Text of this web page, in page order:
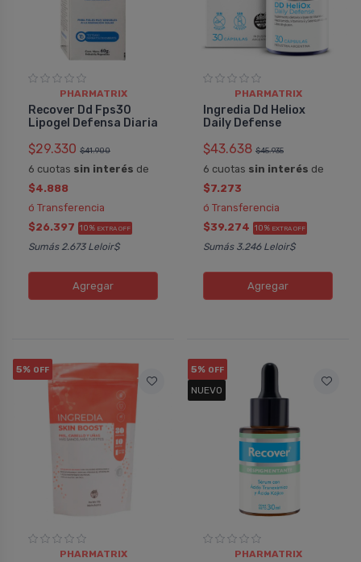
PHARMATRIX
Recover Dd Fps30
Lipogel Defensa Diaria
$29.330 $41.900
6 cuotas sin interés de
$4.888
ó Transferencia
$26.397 10% EXTRA OFF
Sumás 2.673 Leloir$
Agregar
PHARMATRIX
Ingredia Dd Heliox
Daily Defense
$43.638 $45.935
6 cuotas sin interés de
$7.273
ó Transferencia
$39.274 10% EXTRA OFF
Sumás 3.246 Leloir$
Agregar
5% OFF
PHARMATRIX
5% OFF
NUEVO
PHARMATRIX